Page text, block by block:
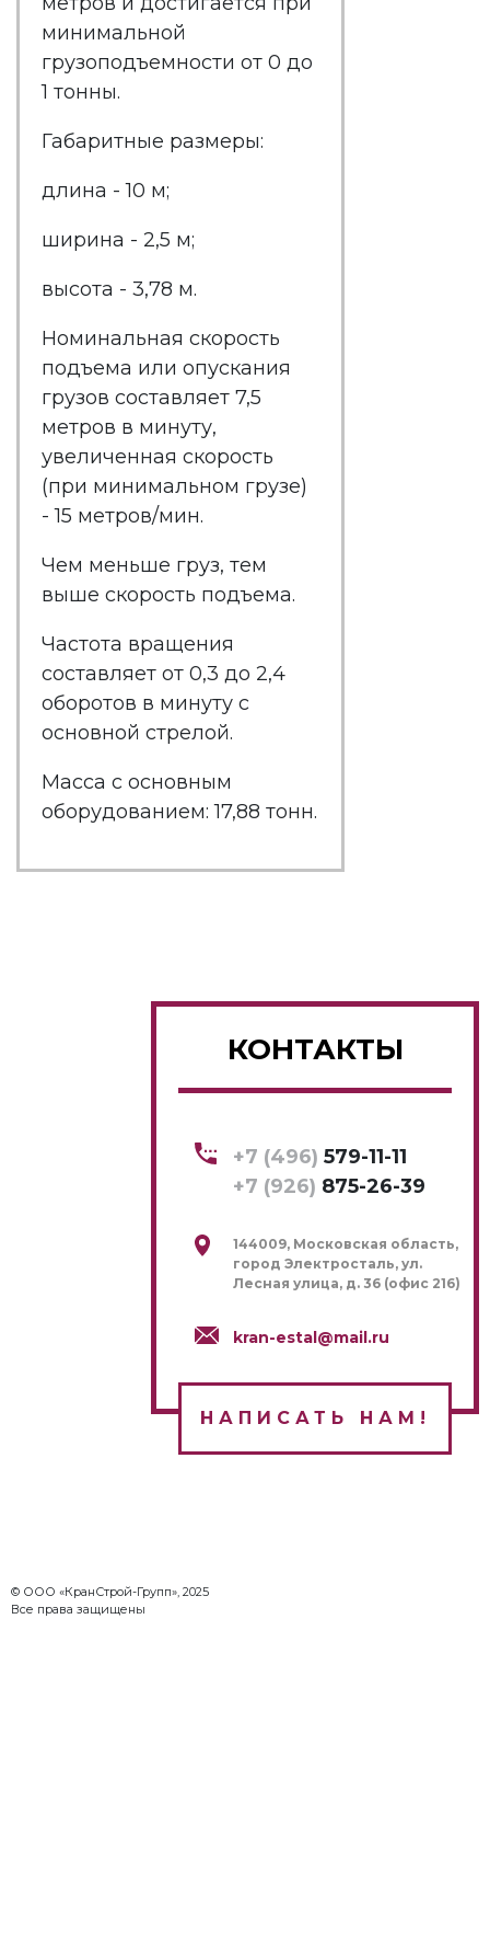
минимальной
грузоподъемности от 0 до
1 тонны.
Габаритные размеры:
длина - 10 м;
ширина - 2,5 м;
высота - 3,78 м.
Номинальная скорость
подъема или опускания
грузов составляет 7,5
метров в минуту,
увеличенная скорость
(при минимальном грузе)
- 15 метров/мин.
Чем меньше груз, тем
выше скорость подъема.
Частота вращения
составляет от 0,3 до 2,4
оборотов в минуту с
основной стрелой.
Масса с основным
оборудованием: 17,88 тонн.
КОНТАКТЫ
+7 (496) 579-11-11
+7 (926) 875-26-39
144009, Московская область,
город Электросталь, ул.
Лесная улица, д. 36 (офис 216)
kran-estal@mail.ru
НАПИСАТЬ НАМ!
© ООО «КранСтрой-Групп», 2025
Все права защищены